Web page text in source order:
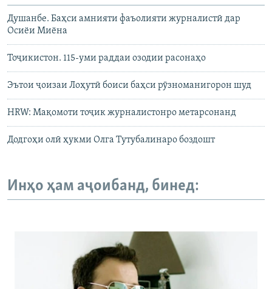
Душанбе. Баҳси амнияти фаъолияти журналистӣ дар
Осиёи Миёна
Тоҷикистон. 115-уми раддаи озодии расонаҳо
Эътои ҷоизаи Лоҳутӣ боиси баҳси рӯзноманигорон шуд
HRW: Мақомоти тоҷик журналистонро метарсонанд
Додгоҳи олӣ ҳукми Олга Тутубалинаро боздошт
Инҳо ҳам аҷоибанд, бинед: